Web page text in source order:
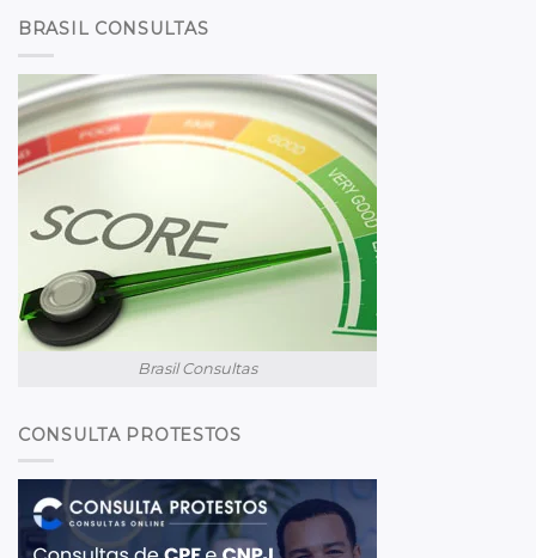
BRASIL CONSULTAS
Brasil Consultas
CONSULTA PROTESTOS